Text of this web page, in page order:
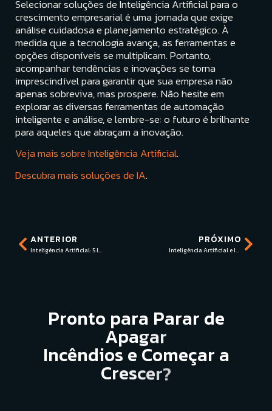
Selecionar soluções de Inteligência Artificial para o
crescimento empresarial é uma jornada que exige
análise cuidadosa e planejamento estratégico. À
medida que a tecnologia avança, as ferramentas e
opções disponíveis se multiplicam. Portanto,
acompanhar tendências e inovações se torna
imprescindível para garantir que sua empresa não
apenas sobreviva, mas prospere. Não hesite em
explorar as diversas ferramentas de automação
inteligente e análise, e lembre-se: o futuro é brilhante
para aqueles que abraçam a inovação.
Veja mais sobre Inteligência Artificial.
Descubra mais soluções de IA.
ANTERIOR
Inteligência Artificial: 5 Inovações que Transformam Negócios
PRÓXIMO
Inteligência Artificial e Inovação: O Futuro das Empresas
Pronto para Parar de
Apagar
Incêndios eComeçar a
Crescer?